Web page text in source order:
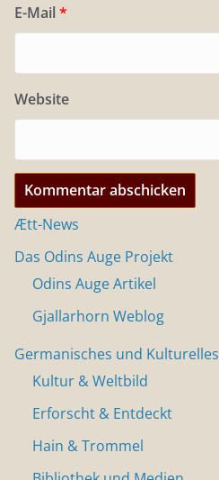
E-Mail *
Website
Ætt-News
Das Odins Auge Projekt
Odins Auge Artikel
Gjallarhorn Weblog
Germanisches und Kulturelles
Kultur & Weltbild
Erforscht & Entdeckt
Hain & Trommel